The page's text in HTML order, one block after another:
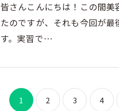
皆さんこんにちは！この間
たのですが、それも今回が
す。実習で…
1 2 3 4